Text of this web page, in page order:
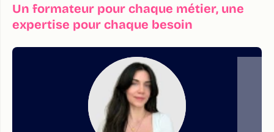
Un formateur pour chaque métier, une
expertise pour chaque besoin